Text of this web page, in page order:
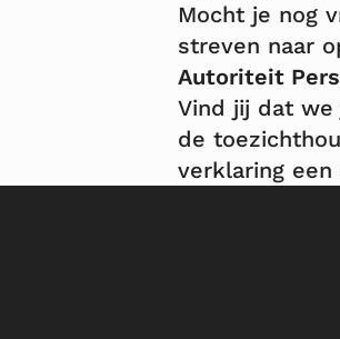
Mocht je nog
streven naar
Autoriteit
Vind jij dat
de
verklaring